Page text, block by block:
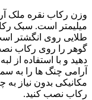
میلیمتر است. سبک
طلایی روی انگشتر
گوهر را روی رکاب
دهید و با استفاده از
آرامی چنگ ها را به
مکانیکی بدون نیاز
رکاب نصب کنید.